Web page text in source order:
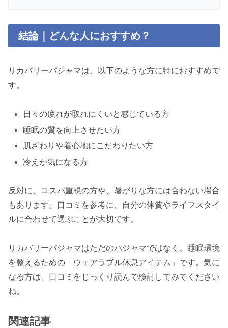
結論｜どんな人におすすめ？
リカバリーパジャマは、以下のような方に特におすすめで
す。
日々の疲れが取れにくいと感じている方
睡眠の質を向上させたい方
肌ざわりや着心地にこだわりたい方
冷えが気になる方
反対に、コスパ重視の方や、暑がりな方には合わない場合
もあります。口コミを参考に、自分の体質やライフスタイ
ルに合わせて選ぶことが大切です。
リカバリーパジャマはただのパジャマではなく、睡眠環境
を整えるための「ウェアラブル休息アイテム」です。気に
なる方は、口コミをじっくり読んで検討してみてください
ね。
関連記事